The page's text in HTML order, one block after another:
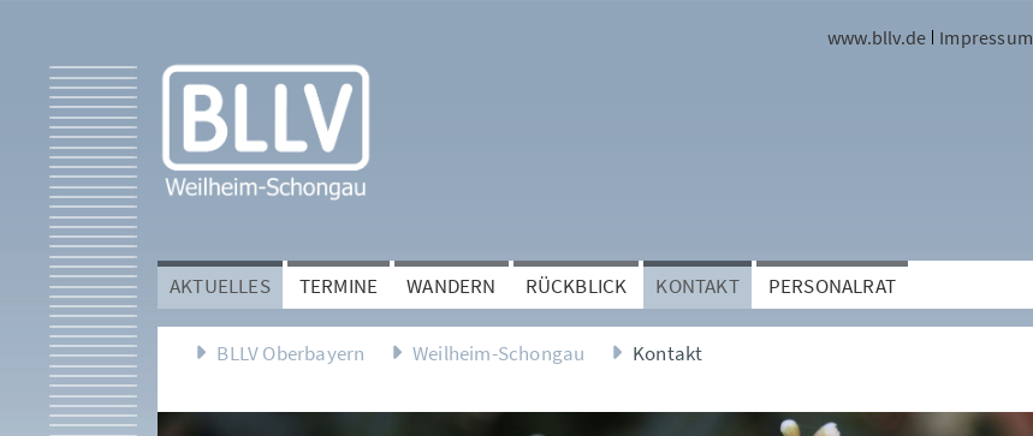
www.bllv.de Impressum
AKTUELLES TERMINE WANDERN RÜCKBLICK KONTAKT PERSONALRAT
BLLV Oberbayern Weilheim-Schongau Kontakt